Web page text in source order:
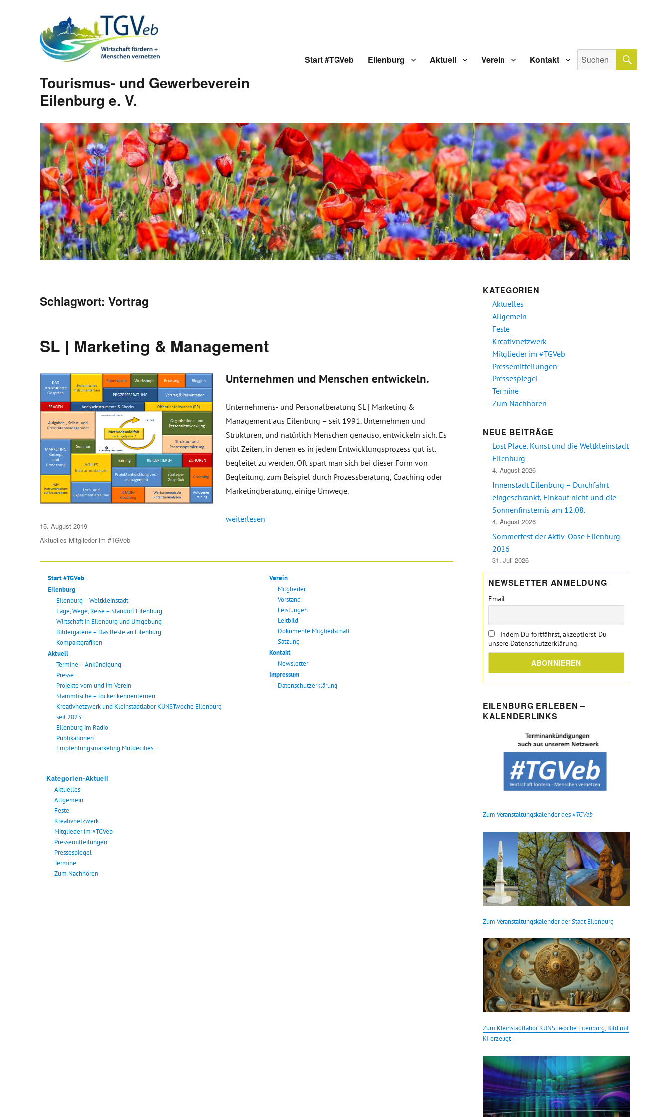
Tourismus- und Gewerbeverein
Eilenburg e. V.
Start #TGVeb Eilenburg Aktuell Verein Kontakt
Suche
nach:
Schlagwort:Vortrag
SL | Marketing & Management
Unternehmen und Menschen entwickeln.
Unternehmens- und Personalberatung SL | Marketing &
Management aus Eilenburg – seit 1991. Unternehmen und
Strukturen, und natürlich Menschen genauso, entwickeln sich. Es
gibt Zeiten, in denen es in jedem Entwicklungsprozess gut ist,
begleitet zu werden. Oft spart man sich bei dieser Form von
Begleitung, zum Beispiel durch Prozessberatung, Coaching oder
Marketingberatung, einige Umwege.
„SL | Marketing & Management“
weiterlesen
Veröffentlicht
am
15. August 2019
Aktuelles Mitglieder im #TGVeb
Start #TGVeb
Eilenburg
Eilenburg – Weltkleinstadt
Lage, Wege, Reise – Standort Eilenburg
Wirtschaft in Eilenburg und Umgebung
Bildergalerie – Das Beste an Eilenburg
Kompaktgrafiken
Aktuell
Termine – Ankündigung
Presse
Projekte vom und im Verein
Stammtische – locker kennenlernen
Kreativnetzwerk und Kleinstadtlabor KUNSTwoche Eilenburg
seit 2023
Eilenburg im Radio
Publikationen
Empfehlungsmarketing Muldecities
Kategorien-Aktuell
Aktuelles
Allgemein
Feste
Kreativnetzwerk
Mitglieder im #TGVeb
Pressemitteilungen
Pressespiegel
Termine
Zum Nachhören
Verein
Mitglieder
Vorstand
Leistungen
Leitbild
Dokumente Mitgliedschaft
Satzung
Kontakt
Newsletter
Impressum
Datenschutzerklärung
KATEGORIEN
Aktuelles
Allgemein
Feste
Kreativnetzwerk
Mitglieder im #TGVeb
Pressemitteilungen
Pressespiegel
Termine
Zum Nachhören
NEUE BEITRÄGE
Lost Place, Kunst und die Weltkleinstadt
Eilenburg
4. August 2026
Innenstadt Eilenburg – Durchfahrt
eingeschränkt, Einkauf nicht und die
Sonnenfinsternis am 12.08.
4. August 2026
Sommerfest der Aktiv-Oase Eilenburg
2026
31. Juli 2026
NEWSLETTER ANMELDUNG
Email
Indem Du fortfährst, akzeptierst Du
unsere Datenschutzerklärung.
EILENBURG ERLEBEN –
KALENDERLINKS
Zum Veranstaltungskalender des #TGVeb
Zum Veranstaltungskalender der Stadt Eilenburg
Zum Kleinstadtlabor KUNSTwoche Eilenburg, Bild mit
KI erzeugt